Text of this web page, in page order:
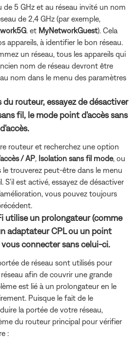
de 5 GHz et au réseau invité un nom
de 2,4 GHz (par exemple,
. et MyNetworkGuest). Cela
appareils, à identifier le bon réseau.
un réseau, tous les appareils qui
nom de réseau devront être
nom dans le menu des paramètres
du routeur, essayez de désactiver
fil, le mode point d'accès sans
routeur et recherchez une option
/ AP Isolation sans fil mode, ou
le trouverez peut-être dans le menu
S'il est activé, essayez de désactiver
vous pouvez toujours
utilise un prolongateur (comme
adaptateur CPL ou un point
vous connecter sans celui-ci.
de réseau sont utilisés pour
afin de couvrir une grande
est lié à un prolongateur en le
Puisque le fait de le
la portée de votre réseau,
du routeur principal pour vérifier
: